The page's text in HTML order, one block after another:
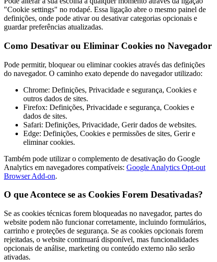
"Cookie settings" no rodapé. Essa ligação abre o mesmo painel de
definições, onde pode ativar ou desativar categorias opcionais e
guardar preferências atualizadas.
Como Desativar ou Eliminar Cookies no Navegador
Pode permitir, bloquear ou eliminar cookies através das definições
do navegador. O caminho exato depende do navegador utilizado:
Chrome: Definições, Privacidade e segurança, Cookies e
outros dados de sites.
Firefox: Definições, Privacidade e segurança, Cookies e
dados de sites.
Safari: Definições, Privacidade, Gerir dados de websites.
Edge: Definições, Cookies e permissões de sites, Gerir e
eliminar cookies.
Também pode utilizar o complemento de desativação do Google
Analytics em navegadores compatíveis: Google Analytics Opt-out
Browser Add-on.
O que Acontece se as Cookies Forem Desativadas?
Se as cookies técnicas forem bloqueadas no navegador, partes do
website podem não funcionar corretamente, incluindo formulários,
carrinho e proteções de segurança. Se as cookies opcionais forem
rejeitadas, o website continuará disponível, mas funcionalidades
opcionais de análise, marketing ou conteúdo externo não serão
ativadas.